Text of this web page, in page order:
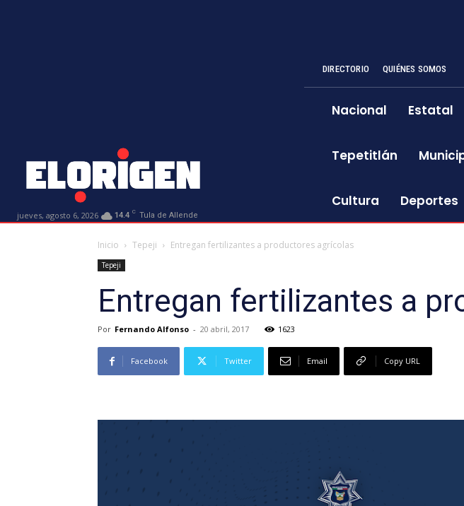
jueves, agosto 6, 2026 14.4 C Tula de Allende
DIRECTORIO QUIÉNES SOMOS
Nacional Estatal
Tepetitlán
Cultura Deportes
Inicio Tepeji Entregan fertilizantes a productores agrícolas
Tepeji
Entregan fertilizantes a
Por Fernando Alfonso - 20 abril, 2017 1623
Facebook Twitter Email Copy URL